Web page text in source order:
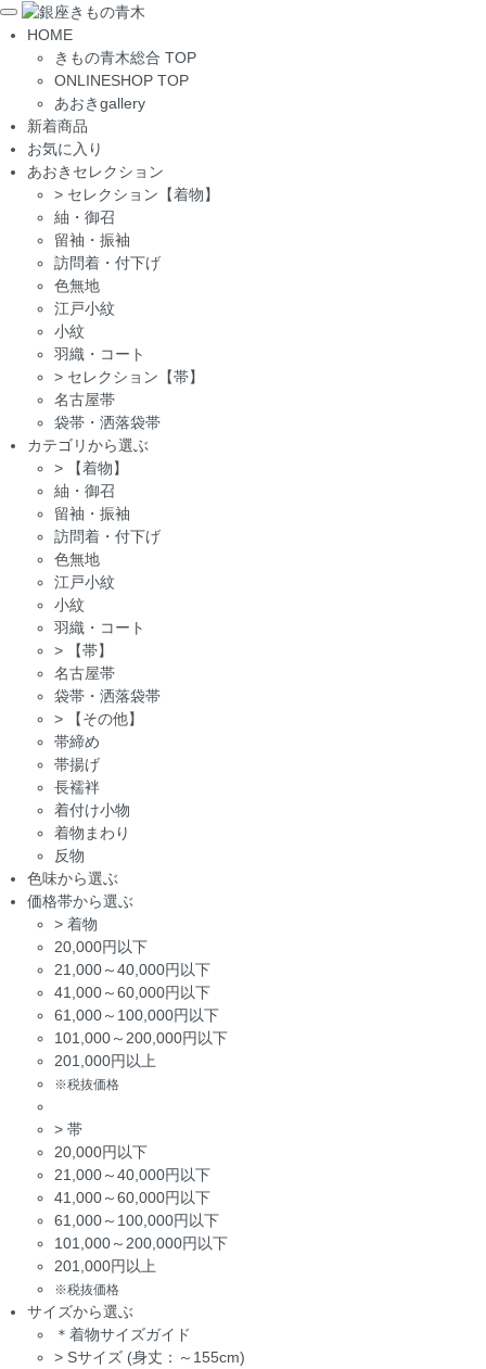
Toggle
navigation
HOME
きもの青木総合 TOP
ONLINESHOP TOP
あおきgallery
新着商品
お気に入り
あおきセレクション
> セレクション【着物】
紬・御召
留袖・振袖
訪問着・付下げ
色無地
江戸小紋
小紋
羽織・コート
> セレクション【帯】
名古屋帯
袋帯・洒落袋帯
カテゴリから選ぶ
>
【着物】
紬・御召
留袖・振袖
訪問着・付下げ
色無地
江戸小紋
小紋
羽織・コート
>
【帯】
名古屋帯
袋帯・洒落袋帯
>
【その他】
帯締め
帯揚げ
長襦袢
着付け小物
着物まわり
反物
色味から選ぶ
価格帯から選ぶ
> 着物
20,000円以下
21,000～40,000円以下
41,000～60,000円以下
61,000～100,000円以下
101,000～200,000円以下
201,000円以上
※税抜価格
> 帯
20,000円以下
21,000～40,000円以下
41,000～60,000円以下
61,000～100,000円以下
101,000～200,000円以下
201,000円以上
※税抜価格
サイズから選ぶ
＊着物サイズガイド
> Sサイズ (身丈：～155cm)